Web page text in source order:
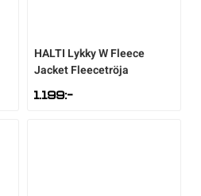
HALTI Lykky W Fleece
Jacket Fleecetröja
1.199:-